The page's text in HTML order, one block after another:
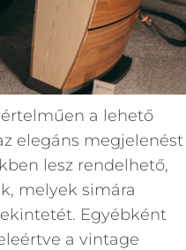
a lehető
elegáns megjelenést
lesz rendelhető,
melyek simára
Egyébként
a vintage